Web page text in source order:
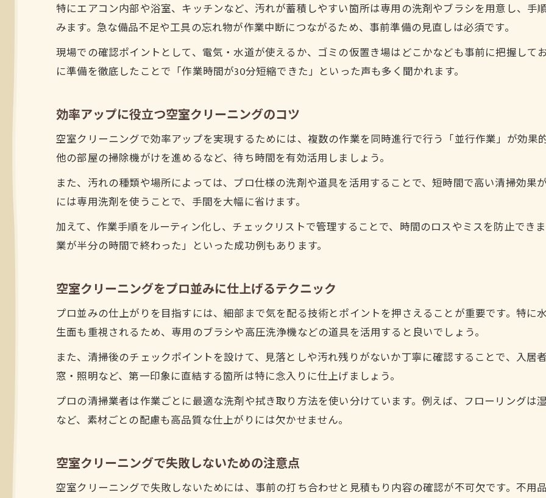
効率アップに直結する空室クリーニング技術
空室クリーニングで差がつく効率化ポイント
空室クリーニングで時間短縮するための工夫
効率アップを目指す空室クリーニングの秘訣
空室クリーニングで結果が変わる効率ポイント
清掃のプロが伝える空室クリーニング実践法
プロ直伝の空室クリーニング効率アップ術
清掃のプロがすすめる空室クリーニングの極意
効率化を叶える実践的な空室クリーニング法
特にエアコン内部や浴室、キッチンなど、汚れが蓄積しやすい箇所は専用の洗剤やブラシを用意し、手
みます。急な備品不足や工具の忘れ物が作業中断につながるため、事前準備の見直しは必須です。
現場での確認ポイントとして、電気・水道が使えるか、ゴミの仮置き場はどこかなども事前に把握して
に準備を徹底したことで「作業時間が30分短縮できた」といった声も多く聞かれます。
効率アップに役立つ空室クリーニングのコツ
空室クリーニングで効率アップを実現するためには、複数の作業を同時進行で行う「並行作業」が効果
他の部屋の掃除機がけを進めるなど、待ち時間を有効活用しましょう。
また、汚れの種類や場所によっては、プロ仕様の洗剤や道具を活用することで、短時間で高い清掃効果
には専用洗剤を使うことで、手間を大幅に省けます。
加えて、作業手順をルーティン化し、チェックリストで管理することで、時間のロスやミスを防止でき
業が半分の時間で終わった」といった成功例もあります。
空室クリーニングをプロ並みに仕上げるテクニック
プロ並みの仕上がりを目指すには、細部まで気を配る技術とポイントを押さえることが重要です。特に
生面も重視されるため、専用のブラシや高圧洗浄機などの道具を活用すると良いでしょう。
また、清掃後のチェックポイントを設けて、見落としや汚れ残りがないか丁寧に確認することで、入居
窓・照明など、第一印象に直結する箇所は特に念入りに仕上げましょう。
プロの清掃業者は作業ごとに最適な洗剤や拭き取り方法を使い分けています。例えば、フローリングは
など、素材ごとの配慮も高品質な仕上がりには欠かせません。
空室クリーニングで失敗しないための注意点
空室クリーニングで失敗しないためには、事前の打ち合わせと見積もり内容の確認が不可欠です。不用